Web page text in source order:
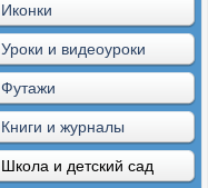
Иконки
Уроки и видеоуроки
Футажи
Книги и журналы
Школа и детский сад